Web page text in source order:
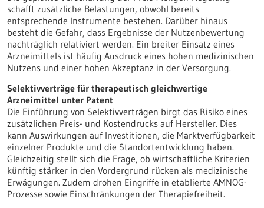
schafft zusätzliche Belastungen, obwohl bereits
entsprechende Instrumente bestehen. Darüber hinaus
besteht die Gefahr, dass Ergebnisse der Nutzenbewertung
nachträglich relativiert werden. Ein breiter Einsatz eines
Arzneimittels ist häufig Ausdruck eines hohen medizinischen
Nutzens und einer hohen Akzeptanz in der Versorgung.
Selektivverträge für therapeutisch gleichwertige
Arzneimittel unter Patent
Die Einführung von Selektivverträgen birgt das Risiko eines
zusätzlichen Preis- und Kostendrucks auf Hersteller. Dies
kann Auswirkungen auf Investitionen, die Marktverfügbarkeit
einzelner Produkte und die Standortentwicklung haben.
Gleichzeitig stellt sich die Frage, ob wirtschaftliche Kriterien
künftig stärker in den Vordergrund rücken als medizinische
Erwägungen. Zudem drohen Eingriffe in etablierte AMNOG-
Prozesse sowie Einschränkungen der Therapiefreiheit.